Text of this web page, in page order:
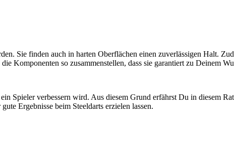
Sie finden auch in harten Oberflächen einen zuverlässigen Halt.
Komponenten so zusammenstellen, dass sie garantiert zu Deinem
Spieler verbessern wird. Aus diesem Grund erfährst Du in diesem
Ergebnisse beim Steeldarts erzielen lassen.